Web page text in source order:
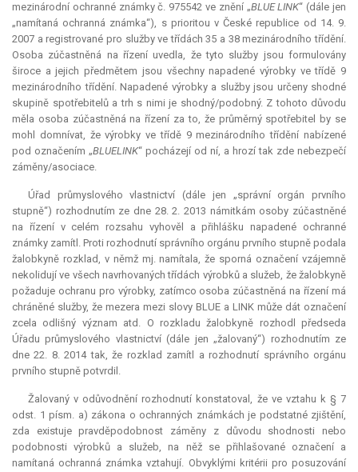
mezinárodní ochranné známky č. 975542 ve znění „BLUE LINK“ (dále jen
„namítaná ochranná známka“), s prioritou v České republice od 14. 9.
2007 a registrované pro služby ve třídách 35 a 38 mezinárodního třídění.
Osoba zúčastněná na řízení uvedla, že tyto služby jsou formulovány
široce a jejich předmětem jsou všechny napadené výrobky ve třídě 9
mezinárodního třídění. Napadené výrobky a služby jsou určeny shodné
skupině spotřebitelů a trh s nimi je shodný/podobný. Z tohoto důvodu
měla osoba zúčastněná na řízení za to, že průměrný spotřebitel by se
mohl domnívat, že výrobky ve třídě 9 mezinárodního třídění nabízené
pod označením „BLUELINK“ pocházejí od ní, a hrozí tak zde nebezpečí
záměny/asociace.
Úřad průmyslového vlastnictví (dále jen „správní orgán prvního
stupně“) rozhodnutím ze dne 28. 2. 2013 námitkám osoby zúčastněné
na řízení v celém rozsahu vyhověl a přihlášku napadené ochranné
známky zamítl. Proti rozhodnutí správního orgánu prvního stupně podala
žalobkyně rozklad, v němž mj. namítala, že sporná označení vzájemně
nekolidují ve všech navrhovaných třídách výrobků a služeb, že žalobkyně
požaduje ochranu pro výrobky, zatímco osoba zúčastněná na řízení má
chráněné služby, že mezera mezi slovy BLUE a LINK může dát označení
zcela odlišný význam atd. O rozkladu žalobkyně rozhodl předseda
Úřadu průmyslového vlastnictví (dále jen „žalovaný“) rozhodnutím ze
dne 22. 8. 2014 tak, že rozklad zamítl a rozhodnutí správního orgánu
prvního stupně potvrdil.
Žalovaný v odůvodnění rozhodnutí konstatoval, že ve vztahu k § 7
odst. 1 písm. a) zákona o ochranných známkách je podstatné zjištění,
zda existuje pravděpodobnost záměny z důvodu shodnosti nebo
podobnosti výrobků a služeb, na něž se přihlašované označení a
namítaná ochranná známka vztahují. Obvyklými kritérii pro posuzování